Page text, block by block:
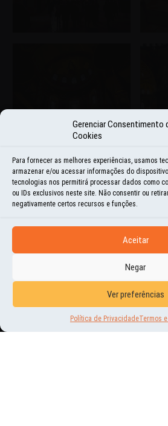
Gerenciar Consentimento
Cookies
Para fornecer as melhores experiências, usamos
armazenar e/ou acessar informações do
tecnologias nos permitirá processar dados como
ou IDs exclusivos neste site. Não consentir ou
negativamente certos recursos e funções.
Aceitar
Negar
Ver preferências
Política de PrivacidadeTermos